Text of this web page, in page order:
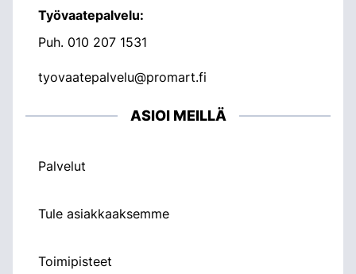
Työvaatepalvelu:
Puh. 010 207 1531
tyovaatepalvelu@promart.fi
ASIOI MEILLÄ
Palvelut
Tule asiakkaaksemme
Toimipisteet